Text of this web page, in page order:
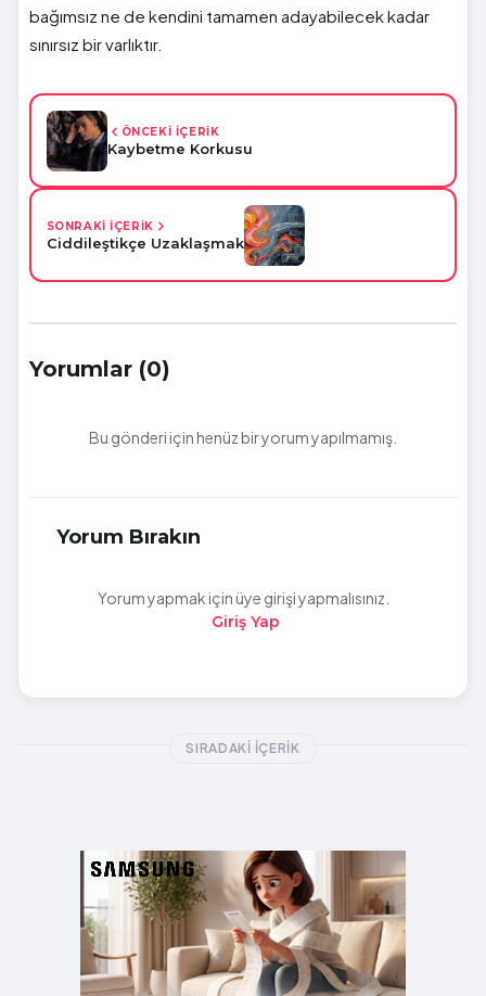
bağımsız ne de kendini tamamen adayabilecek kadar
sınırsız bir varlıktır.
ÖNCEKİ İÇERİK
Kaybetme Korkusu
SONRAKİ İÇERİK
Ciddileştikçe Uzaklaşmak
Yorumlar (0)
Bu gönderi için henüz bir yorum yapılmamış.
Yorum Bırakın
Yorum yapmak için üye girişi yapmalısınız.
Giriş Yap
SIRADAKI İÇERIK